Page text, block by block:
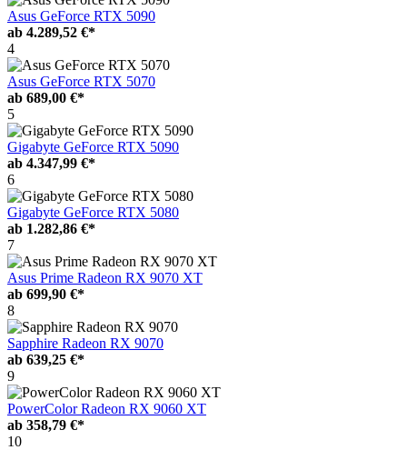
Asus GeForce RTX 5090
ab 4.289,52 €*
4
Asus GeForce RTX 5070
ab 689,00 €*
5
Gigabyte GeForce RTX 5090
ab 4.347,99 €*
6
Gigabyte GeForce RTX 5080
ab 1.282,86 €*
7
Asus Prime Radeon RX 9070 XT
ab 699,90 €*
8
Sapphire Radeon RX 9070
ab 639,25 €*
9
PowerColor Radeon RX 9060 XT
ab 358,79 €*
10